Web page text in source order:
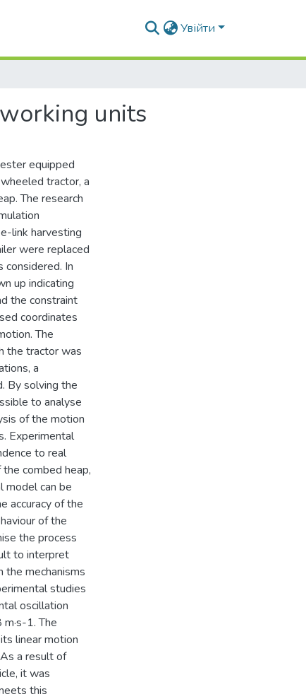
Увійти
units
equipped
tractor, a
The research
link harvesting
were replaced
In
up indicating
the constraint
coordinates
The
the tractor was
a
By solving the
to analyse
of the motion
Experimental
to real
combed heap,
model can be
accuracy of the
of the
the process
to interpret
mechanisms
studies
oscillation
1. The
linear motion
a result of
it was
this